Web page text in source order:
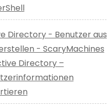
Directory - Benutzer aus
- ScaryMachines
Directory –